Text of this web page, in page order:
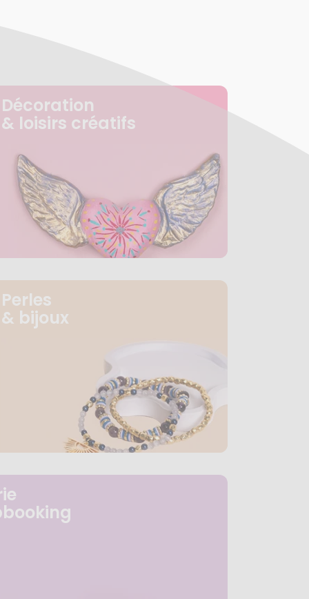
Décoration
& loisirs créatifs
Perles
& bijoux